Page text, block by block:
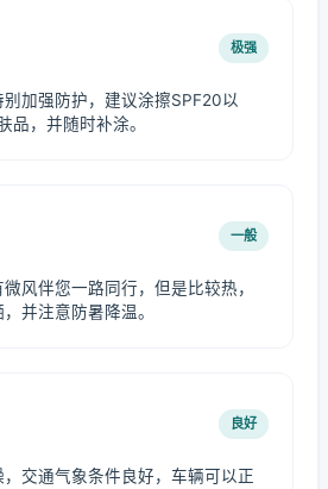
极强
加强防护，建议涂擦SPF20以
品，并随时补涂。
一般
风伴您一路同行，但是比较热，
并注意防暑降温。
良好
交通气象条件良好，车辆可以正